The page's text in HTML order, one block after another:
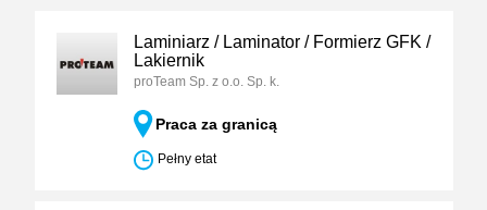
Laminiarz / Laminator / Formierz GFK /
Lakiernik
proTeam Sp. z o.o. Sp. k.
Praca za granicą
Pełny etat